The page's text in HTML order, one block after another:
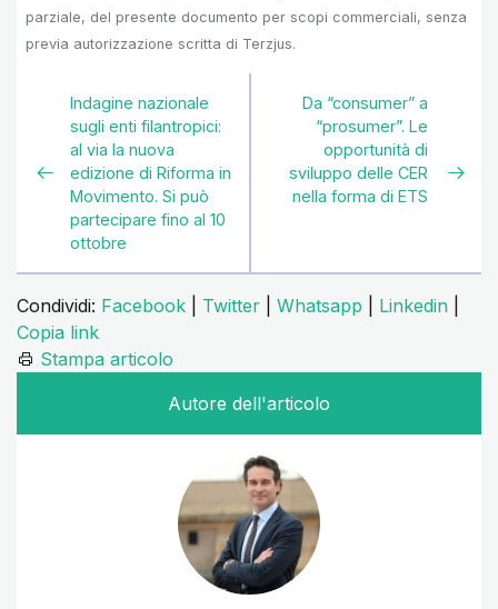
parziale, del presente documento per scopi commerciali, senza
previa autorizzazione scritta di Terzjus.
Indagine nazionale
sugli enti filantropici:
al via la nuova
edizione di Riforma in
Movimento. Si può
partecipare fino al 10
ottobre
Da “consumer” a
“prosumer”. Le
opportunità di
sviluppo delle CER
nella forma di ETS
Condividi: Facebook Twitter Whatsapp Linkedin
Copia link
Stampa articolo
Autore dell'articolo